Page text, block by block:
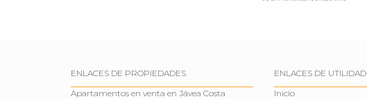
ENLACES DE PROPIEDADES
Apartamentos en venta en Jávea Costa
ENLACES DE UTILIDAD
Inicio